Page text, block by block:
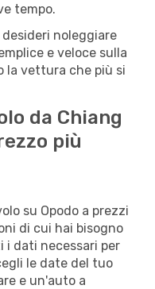
tempo.
noleggiare
e veloce sulla
la vettura che più si
da Chiang
più
su Opodo a prezzi
di cui hai bisogno
i dati necessari per
le date del tuo
e un'auto a